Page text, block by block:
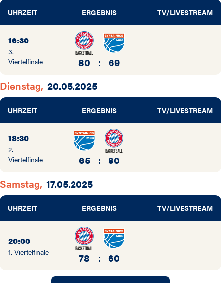
UHRZEIT ERGEBNIS TV/LIVESTREAM
16:30
3.
Viertelfinale
80 : 69
Dienstag, 20.05.2025
UHRZEIT ERGEBNIS TV/LIVESTREAM
18:30
2.
Viertelfinale
65 : 80
Samstag, 17.05.2025
UHRZEIT ERGEBNIS TV/LIVESTREAM
20:00
1. Viertelfinale 78 : 60